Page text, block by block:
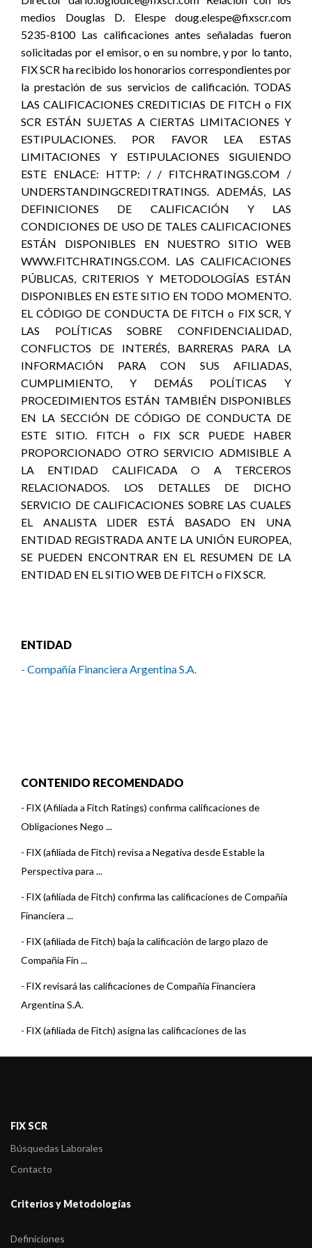
medios Douglas D. Elespe doug.elespe@fixscr.com
5235-8100 Las calificaciones antes señaladas fueron
solicitadas por el emisor, o en su nombre, y por lo tanto,
FIX SCR ha recibido los honorarios correspondientes por
la prestación de sus servicios de calificación. TODAS
LAS CALIFICACIONES CREDITICIAS DE FITCH o FIX
SCR ESTÁN SUJETAS A CIERTAS LIMITACIONES Y
ESTIPULACIONES. POR FAVOR LEA ESTAS
LIMITACIONES Y ESTIPULACIONES SIGUIENDO
ESTE ENLACE: HTTP: / / FITCHRATINGS.COM /
UNDERSTANDINGCREDITRATINGS. ADEMÁS, LAS
DEFINICIONES DE CALIFICACIÓN Y LAS
CONDICIONES DE USO DE TALES CALIFICACIONES
ESTÁN DISPONIBLES EN NUESTRO SITIO WEB
WWW.FITCHRATINGS.COM. LAS CALIFICACIONES
PÚBLICAS, CRITERIOS Y METODOLOGÍAS ESTÁN
DISPONIBLES EN ESTE SITIO EN TODO MOMENTO.
EL CÓDIGO DE CONDUCTA DE FITCH o FIX SCR, Y
LAS POLÍTICAS SOBRE CONFIDENCIALIDAD,
CONFLICTOS DE INTERÉS, BARRERAS PARA LA
INFORMACIÓN PARA CON SUS AFILIADAS,
CUMPLIMIENTO, Y DEMÁS POLÍTICAS Y
PROCEDIMIENTOS ESTÁN TAMBIÉN DISPONIBLES
EN LA SECCIÓN DE CÓDIGO DE CONDUCTA DE
ESTE SITIO. FITCH o FIX SCR PUEDE HABER
PROPORCIONADO OTRO SERVICIO ADMISIBLE A
LA ENTIDAD CALIFICADA O A TERCEROS
RELACIONADOS. LOS DETALLES DE DICHO
SERVICIO DE CALIFICACIONES SOBRE LAS CUALES
EL ANALISTA LIDER ESTÁ BASADO EN UNA
ENTIDAD REGISTRADA ANTE LA UNIÓN EUROPEA,
SE PUEDEN ENCONTRAR EN EL RESUMEN DE LA
ENTIDAD EN EL SITIO WEB DE FITCH o FIX SCR.
ENTIDAD
- Compañía Financiera Argentina S.A.
CONTENIDO RECOMENDADO
- FIX (Afiliada a Fitch Ratings) confirma calificaciones de
Obligaciones Nego ...
- FIX (afiliada de Fitch) revisa a Negativa desde Estable la
Perspectiva para ...
- FIX (afiliada de Fitch) confirma las calificaciones de Compañía
Financiera ...
- FIX (afiliada de Fitch) baja la calificación de largo plazo de
Compañía Fin ...
- FIX revisará las calificaciones de Compañía Financiera
Argentina S.A.
- FIX (afiliada de Fitch) asigna las calificaciones de las
- El Rating Watch en Evolución de las calificaciones de CFA no se
FIX (afiliada de Fitch) coloca en Rating Watch en Evolución las
-FIX (afiliada de Fitch) asigna calificación a las ON Clase XIX, a
FIX SCR
Búsquedas Laborales
Contacto
Criterios y Metodologías
Definiciones